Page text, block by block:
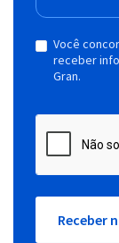
Você
receber
Gran.
Receber